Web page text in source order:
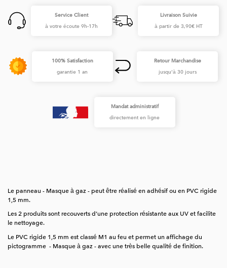
Service Client
à votre écoute 9h-17h
Livraison Suivie
à partir de 3,90€ HT
100% Satisfaction
garantie 1 an
Retour Marchandise
jusqu'à 30 jours
Mandat administratif
directement en ligne
Le panneau - Masque à gaz - peut être réalisé en adhésif ou en PVC rigide
1,5 mm.
Les 2 produits sont recouverts d’une protection résistante aux UV et facilite
le nettoyage.
Le PVC rigide 1,5 mm est classé M1 au feu et permet un affichage du
pictogramme - Masque à gaz - avec une très belle qualité de finition.